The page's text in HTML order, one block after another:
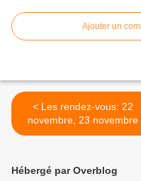
Ajouter un
< Les rendez-vous: 22
novembre, 23 novembre
Hébergé par Overblog